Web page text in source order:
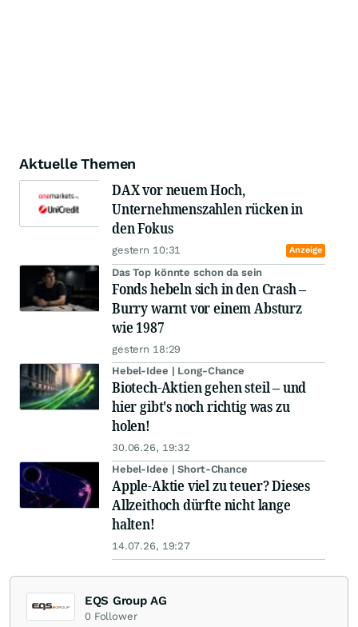
Aktuelle Themen
DAX vor neuem Hoch,
Unternehmenszahlen rücken in
den Fokus
gestern 10:31 Anzeige
Das Top könnte schon da sein
Fonds hebeln sich in den Crash –
Burry warnt vor einem Absturz
wie 1987
gestern 18:29
Hebel-Idee | Long-Chance
Biotech-Aktien gehen steil – und
hier gibt's noch richtig was zu
holen!
30.06.26, 19:32
Hebel-Idee | Short-Chance
Apple-Aktie viel zu teuer? Dieses
Allzeithoch dürfte nicht lange
halten!
14.07.26, 19:27
EQS Group AG
0 Follower